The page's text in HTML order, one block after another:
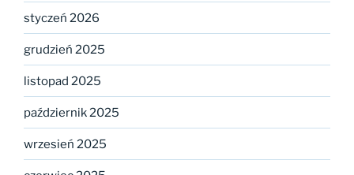
styczeń 2026
grudzień 2025
listopad 2025
październik 2025
wrzesień 2025